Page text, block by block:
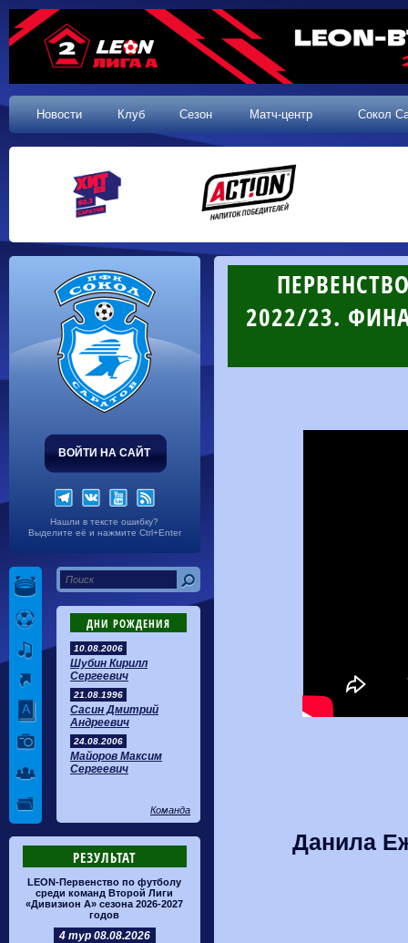
Новости Клуб Сезон Матч-центр Сокол
ВОЙТИ НА САЙТ
Нашли в тексте ошибку?
Выделите её и нажмите Ctrl+Enter
ДНИ РОЖДЕНИЯ
10.08.2006
Шубин Кирилл
Сергеевич
21.08.1996
Сасин Дмитрий
Андреевич
24.08.2006
Майоров Максим
Сергеевич
Команда
РЕЗУЛЬТАТ
LEON-Первенство по футболу
среди команд Второй Лиги
«Дивизион А» сезона 2026-2027
годов
4 тур 08.08.2026
2022/23.
Данила